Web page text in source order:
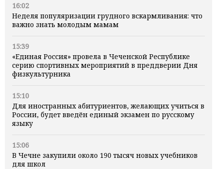
16:02
Неделя популяризации грудного вскармливания: что
важно знать молодым мамам
15:39
«Единая Россия» провела в Чеченской Республике
серию спортивных мероприятий в преддверии Дня
физкультурника
15:10
Для иностранных абитуриентов, желающих учиться в
России, будет введён единый экзамен по русскому
языку
15:06
В Чечне закупили около 190 тысяч новых учебников
для школ